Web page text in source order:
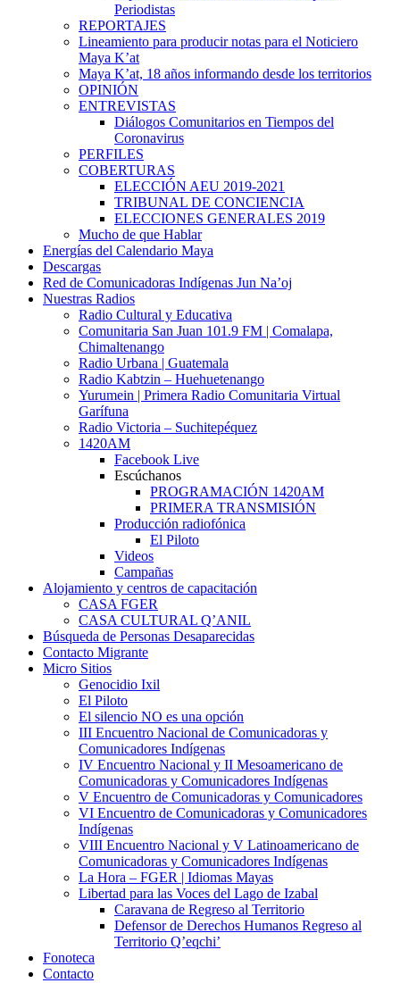
Periodistas
REPORTAJES
Lineamiento para producir notas para el Noticiero
Maya K’at
Maya K’at, 18 años informando desde los territorios
OPINIÓN
ENTREVISTAS
Diálogos Comunitarios en Tiempos del
Coronavirus
PERFILES
COBERTURAS
ELECCIÓN AEU 2019-2021
TRIBUNAL DE CONCIENCIA
ELECCIONES GENERALES 2019
Mucho de que Hablar
Energías del Calendario Maya
Descargas
Red de Comunicadoras Indígenas Jun Na’oj
Nuestras Radios
Radio Cultural y Educativa
Comunitaria San Juan 101.9 FM | Comalapa,
Chimaltenango
Radio Urbana | Guatemala
Radio Kabtzin – Huehuetenango
Yurumein | Primera Radio Comunitaria Virtual
Garífuna
Radio Victoria – Suchitepéquez
1420AM
Facebook Live
Escúchanos
PROGRAMACIÓN 1420AM
PRIMERA TRANSMISIÓN
Producción radiofónica
El Piloto
Videos
Campañas
Alojamiento y centros de capacitación
CASA FGER
CASA CULTURAL Q’ANIL
Búsqueda de Personas Desaparecidas
Contacto Migrante
Micro Sitios
Genocidio Ixil
El Piloto
El silencio NO es una opción
III Encuentro Nacional de Comunicadoras y
Comunicadores Indígenas
IV Encuentro Nacional y II Mesoamericano de
Comunicadoras y Comunicadores Indígenas
V Encuentro de Comunicadoras y Comunicadores
VI Encuentro de Comunicadoras y Comunicadores
Indígenas
VIII Encuentro Nacional y V Latinoamericano de
Comunicadoras y Comunicadores Indígenas
La Hora – FGER | Idiomas Mayas
Libertad para las Voces del Lago de Izabal
Caravana de Regreso al Territorio
Defensor de Derechos Humanos Regreso al
Territorio Q’eqchi’
Fonoteca
Contacto